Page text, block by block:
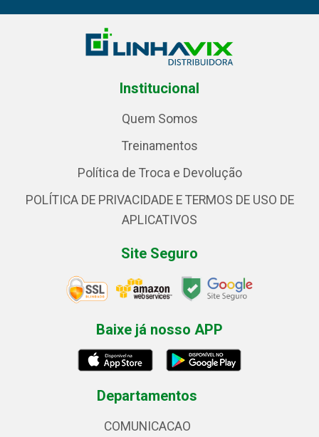
Institucional
Quem Somos
Treinamentos
Política de Troca e Devolução
POLÍTICA DE PRIVACIDADE E TERMOS DE USO DE
APLICATIVOS
Site Seguro
Baixe já nosso APP
Departamentos
COMUNICACAO